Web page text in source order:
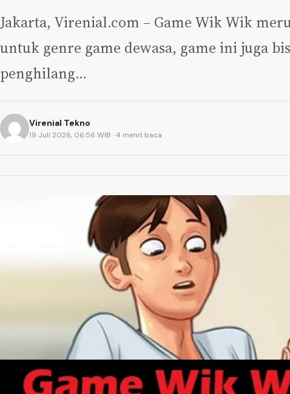
Jakarta, Virenial.com – Game Wik Wik
untuk genre game dewasa, game ini juga
penghilang…
Virenial Tekno
19 Juli 2026, 06:56 WIB · 4 menit baca